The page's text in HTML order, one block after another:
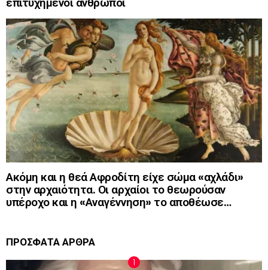
Ακόμη και η θεά Αφροδίτη είχε σώμα «αχλάδι»
στην αρχαιότητα. Οι αρχαίοι το θεωρούσαν
υπέροχο και η «Αναγέννηση» το αποθέωσε…
ΠΡΟΣΦΑΤΑ ΑΡΘΡΑ